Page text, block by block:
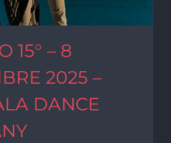
15° – 8
2025 –
DANCE